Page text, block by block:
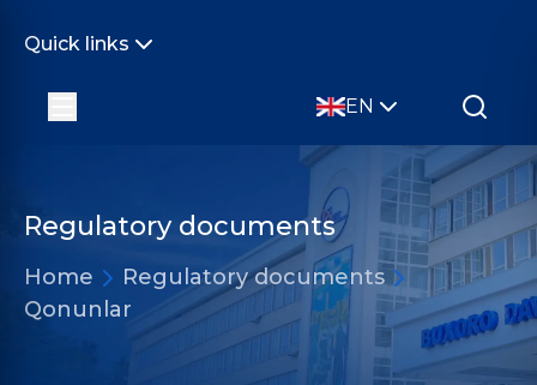
Quick links
EN
Regulatory documents
Home
Regulatory documents
Qonunlar